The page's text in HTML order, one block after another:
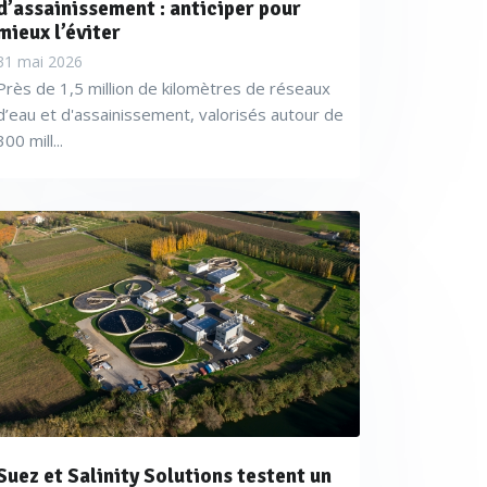
sur le site de
recycler les effluents et
déjà largement mise en
sur une logique
de recyclage (même si
de plus en plus fréquent
de traitement, voire
ici et là comme Suez le
pour ses réserves incendie
: anticiper pour
l’éviter
mai 2026
de 1,5 million de kilomètres de réseaux
et d'assainissement, valorisés autour de
mill...
et Salinity Solutions testent un